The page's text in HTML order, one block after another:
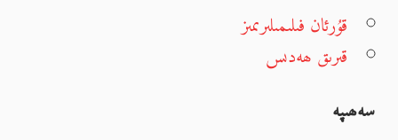
قۇرئان فىلىمىلىرىمىز
قىرىق ھەدىس
سەھىپە